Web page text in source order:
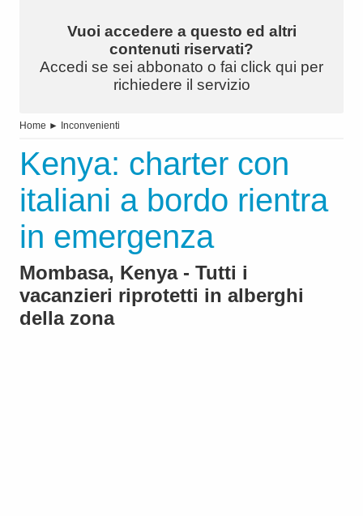
Vuoi accedere a questo ed altri
contenuti riservati?
Accedi se sei abbonato o fai click qui per
richiedere il servizio
Home ► Inconvenienti
Kenya: charter con
italiani a bordo rientra
in emergenza
Mombasa, Kenya - Tutti i
vacanzieri riprotetti in alberghi
della zona